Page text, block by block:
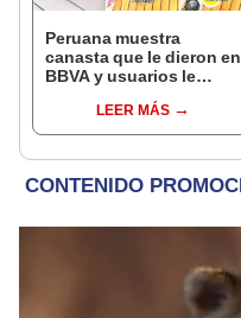
Peruana muestra
canasta que le dieron en
BBVA y usuarios le
con el de CAJA
HUANCAYO”
LEER MÁS